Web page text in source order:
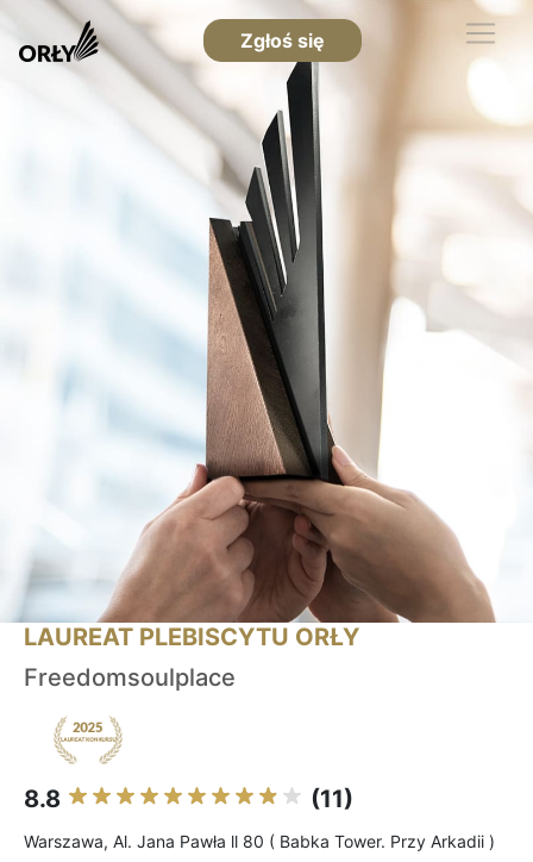
Zgłoś się
LAUREAT PLEBISCYTU ORŁY
Freedomsoulplace
8.8 (11)
Warszawa, Al. Jana Pawła ll 80 ( Babka Tower. Przy Arkadii )